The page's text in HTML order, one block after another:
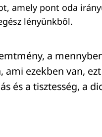
amely pont oda
lényünkből.
a
ezekben van,
és a tisztesség, a